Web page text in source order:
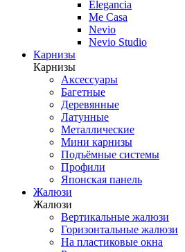
Elegancia
Me Casa
Nevio
Nevio Studio
Карнизы
Карнизы
Аксессуары
Багетные
Деревянные
Латунные
Металлические
Мини карнизы
Подъёмные системы
Профили
Японская панель
Жалюзи
Жалюзи
Вертикальные жалюзи
Горизонтальные жалюзи
На пластиковые окна